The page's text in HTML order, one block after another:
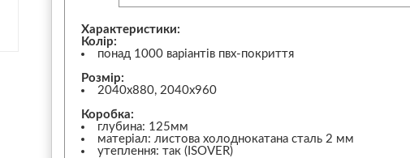
Характеристики:
Колір:
понад 1000 варіантів пвх-покриття
Розмір:
2040х880, 2040х960
Коробка:
глубина: 125мм
матеріал: листова холоднокатана сталь 2 мм
утеплення: так (ISOVER)